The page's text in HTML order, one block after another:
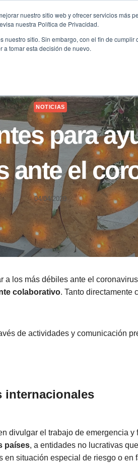
nuestro sitio web y ofrecer servicios más
nuestra Política de Privacidad.
sitio. Sin embargo, con el fin de
tomar esta decisión de nuevo.
LONGEVIDAD
NOTICIAS
para
ante el
04/04/2020
a los más débiles ante el
colaborativo. Tanto directamente
de actividades y comunicación
internacionales
divulgar el trabajo de emergencia y
países, a entidades no lucrativas
situación especial de riesgo o en